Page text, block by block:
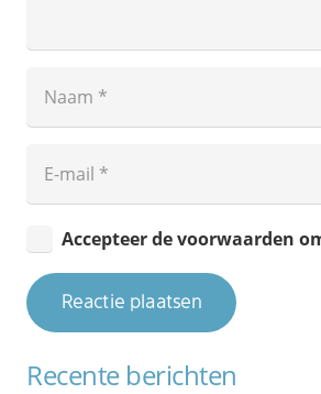
Accepteer de voorwaarden
Reactie plaatsen
Recente berichten